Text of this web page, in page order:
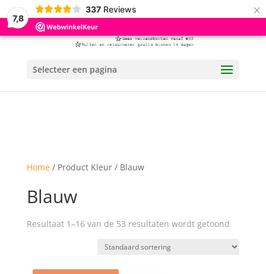
7,8
337 Reviews ×
Selecteer een pagina
Home/ Product Kleur / Blauw
Blauw
Resultaat 1–16 van de 53 resultaten wordt getoond